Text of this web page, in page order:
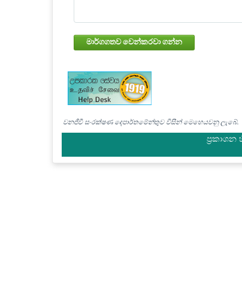
මාර්ගගතව වෙන්කරවා ගන්න
වනජීවී සංරක්ෂණ දෙපාර්තමේන්තුව විසින් මෙහෙයවනු ලැබේ.